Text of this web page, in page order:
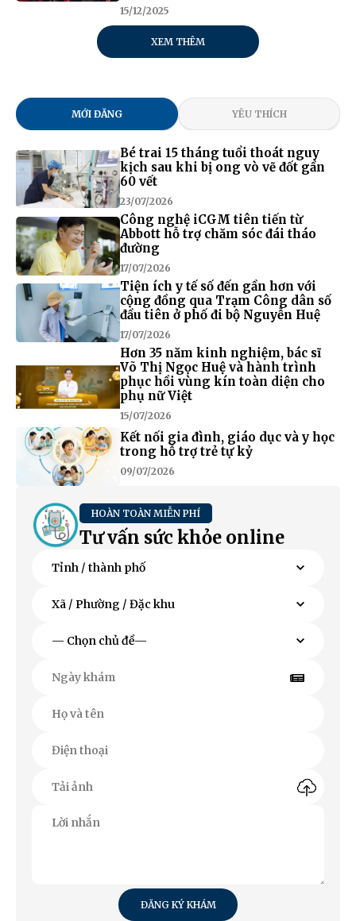
15/12/2025
XEM THÊM
MỚI ĐĂNG YÊU THÍCH
Bé trai 15 tháng tuổi thoát nguy
kịch sau khi bị ong vò vẽ đốt gần
60 vết
23/07/2026
Công nghệ iCGM tiên tiến từ
Abbott hỗ trợ chăm sóc đái tháo
đường
17/07/2026
Tiện ích y tế số đến gần hơn với
cộng đồng qua Trạm Công dân số
đầu tiên ở phố đi bộ Nguyễn Huệ
17/07/2026
Hơn 35 năm kinh nghiệm, bác sĩ
Võ Thị Ngọc Huệ và hành trình
phục hồi vùng kín toàn diện cho
phụ nữ Việt
15/07/2026
Kết nối gia đình, giáo dục và y học
trong hỗ trợ trẻ tự kỷ
09/07/2026
HOÀN TOÀN MIỄN PHÍ
Tư vấn sức khỏe online
ĐĂNG KÝ KHÁM